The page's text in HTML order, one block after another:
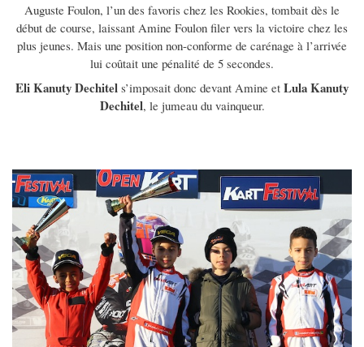
Auguste Foulon, l’un des favoris chez les Rookies, tombait dès le
début de course, laissant Amine Foulon filer vers la victoire chez les
plus jeunes. Mais une position non-conforme de carénage à l’arrivée
lui coûtait une pénalité de 5 secondes.
Eli Kanuty Dechitel s’imposait donc devant Amine et Lula Kanuty
Dechitel, le jumeau du vainqueur.